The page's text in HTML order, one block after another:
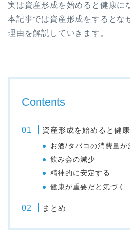
実は資産形成を始めると健康に
本記事では資産形成をするとな
理由を解説していきます。
Contents
資産形成を始めると健
お酒/タバコの消費量が
飲み会の減少
精神的に安定する
健康が重要だと気づく
まとめ